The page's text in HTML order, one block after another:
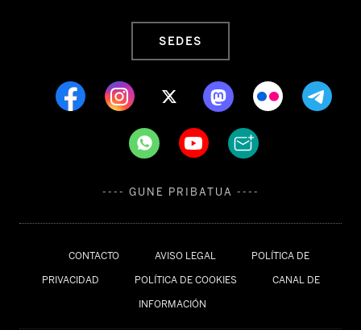
CONTACTO AVISO LEGAL POLÍTICA DE
PRIVACIDAD POLÍTICA DE COOKIES CANAL DE
INFORMACIÓN
SEDES
---- GUNE PRIBATUA ----